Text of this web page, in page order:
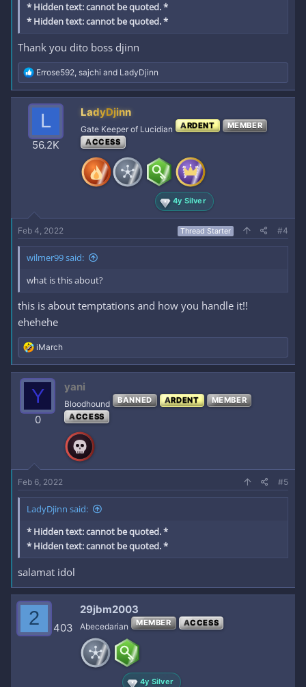
* Hidden text: cannot be quoted. *
* Hidden text: cannot be quoted. *
Thank you dito boss djinn
R
e
a
c
o
n
Errose592 sajchi and LadyDjinn
L
56.2K
LadyDjinn
Gate Keeper of Lucidian ARDENT
MEMBER
ACCESS
4y Silver
Feb 4, 2022 Thread Starter #4
wilmer99 said:
what is this about?
this is about temptations and how you handle it!!
ehehehe
R
e
a
c
t
i
o
n
iMarch
Y
0
yani
Bloodhound BANNED ARDENT
MEMBER
ACCESS
Feb 6, 2022 #5
LadyDjinn said:
* Hidden text: cannot be quoted. *
* Hidden text: cannot be quoted. *
salamat idol
2 403
29jbm2003
Abecedarian MEMBER ACCESS
4y Silver